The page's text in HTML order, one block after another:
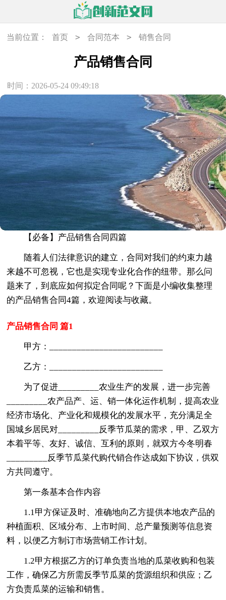
当前位置： 首页 > 合同范本 > 销售合同
产品销售合同
时间：2026-05-24 09:49:18
【必备】产品销售合同四篇
随着人们法律意识的建立，合同对我们的约束力越
来越不可忽视，它也是实现专业化合作的纽带。那么问
题来了，到底应如何拟定合同呢？下面是小编收集整理
的产品销售合同4篇，欢迎阅读与收藏。
产品销售合同 篇1
甲方：_________________________
乙方：_________________________
为了促进_________农业生产的发展，进一步完善
_________农产品产、运、销一体化运作机制，提高农业
经济市场化、产业化和规模化的发展水平，充分满足全
国城乡居民对_________反季节瓜菜的需求，甲、乙双方
本着平等、友好、诚信、互利的原则，就双方今冬明春
_________反季节瓜菜代购代销合作达成如下协议，供双
方共同遵守。
第一条基本合作内容
1.1甲方保证及时、准确地向乙方提供本地农产品的
种植面积、区域分布、上市时间、总产量预测等信息资
料，以便乙方制订市场营销工作计划。
1.2甲方根据乙方的订单负责当地的瓜菜收购和包装
工作，确保乙方所需反季节瓜菜的货源组织和供应；乙
方负责瓜菜的运输和销售。